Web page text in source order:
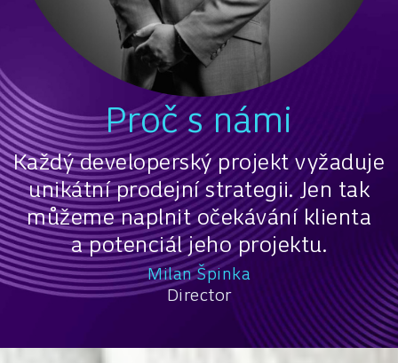
Proč s námi
Každý developerský projekt vyžaduje
unikátní prodejní strategii. Jen tak
můžeme naplnit očekávání klienta
a potenciál jeho projektu.
Milan Špinka
Director